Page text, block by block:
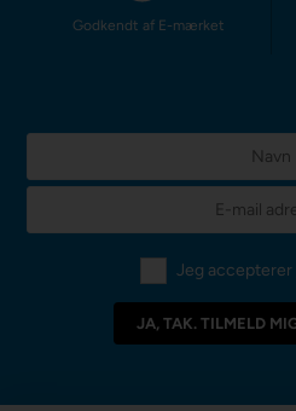
Godkendt af E-mærket
Jeg accepterer